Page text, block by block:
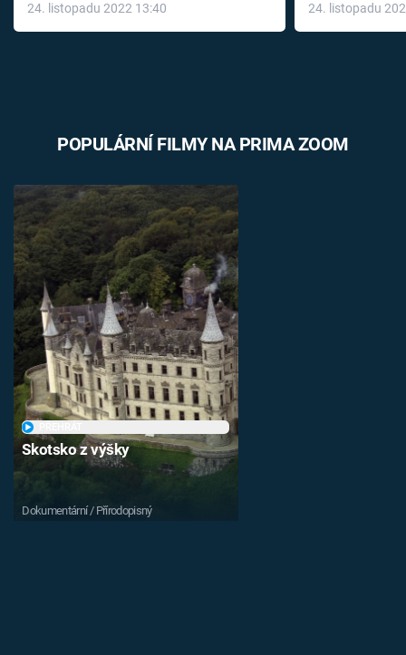
24. listopadu 2022 13:40
léky
24. listopadu
POPULÁRNÍ FILMY NA PRIMA ZOOM
Skotsko z výšky
Dokumentární / Přírodopisný